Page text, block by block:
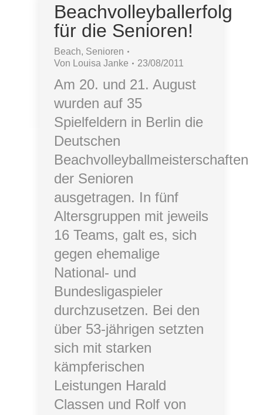
Beachvolleyballerfolg
für die Senioren!
Beach, Senioren
Von Louisa Janke 23/08/2011
Am 20. und 21. August
wurden auf 35
Spielfeldern in Berlin die
Deutschen
Beachvolleyballmeisterschaften
der Senioren
ausgetragen. In fünf
Altersgruppen mit jeweils
16 Teams, galt es, sich
gegen ehemalige
National- und
Bundesligaspieler
durchzusetzen. Bei den
über 53-jährigen setzten
sich mit starken
kämpferischen
Leistungen Harald
Classen und Rolf von